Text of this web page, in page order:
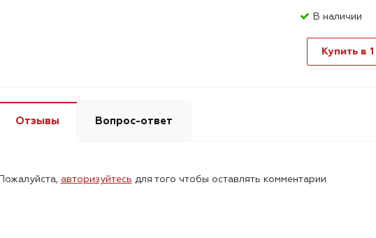
В наличии
Купить в
Отзывы Вопрос-ответ
авторизуйтесь для того чтобы оставлять комментарии